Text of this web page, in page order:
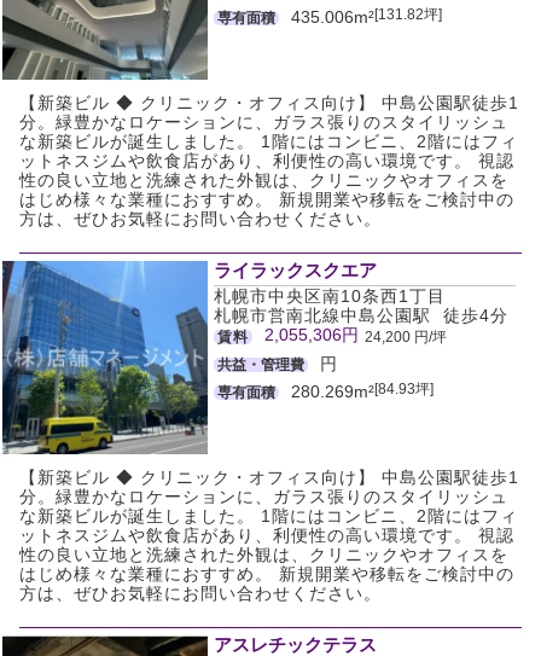
専有面積 435.006m²[131.82坪]
【新築ビル ◆ クリニック・オフィス向け】 中島公園駅徒歩1
分。緑豊かなロケーションに、ガラス張りのスタイリッシュ
な新築ビルが誕生しました。 1階にはコンビニ、2階にはフィ
ットネスジムや飲食店があり、利便性の高い環境です。 視認
性の良い立地と洗練された外観は、クリニックやオフィスを
はじめ様々な業種におすすめ。 新規開業や移転をご検討中の
方は、ぜひお気軽にお問い合わせください。
ライラックスクエア
札幌市中央区南10条西1丁目
札幌市営南北線中島公園駅 徒歩4分
賃料 2,055,306円 24,200 円/坪
共益・管理費
円
専有面積 280.269m²[84.93坪]
【新築ビル ◆ クリニック・オフィス向け】 中島公園駅徒歩1
分。緑豊かなロケーションに、ガラス張りのスタイリッシュ
な新築ビルが誕生しました。 1階にはコンビニ、2階にはフィ
ットネスジムや飲食店があり、利便性の高い環境です。 視認
性の良い立地と洗練された外観は、クリニックやオフィスを
はじめ様々な業種におすすめ。 新規開業や移転をご検討中の
方は、ぜひお気軽にお問い合わせください。
アスレチックテラス